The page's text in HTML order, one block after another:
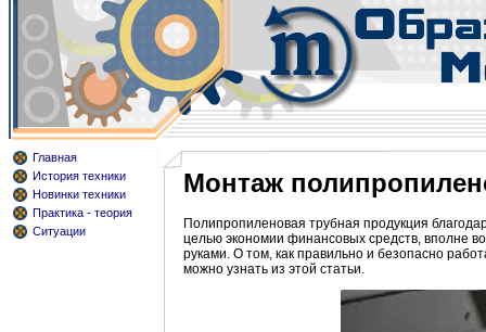
Главная
История техники
Новинки техники
Практика - теория
Ситуации
Монтаж
Полипропиленовая трубная продукция
целью экономии финансовых средств, вполне
руками. О том, как правильно и безопасно
можно узнать из этой статьи.